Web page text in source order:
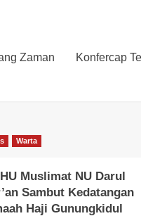
Zaman
Konfercap
Warta
Muslimat NU Darul
Sambut Kedatangan
Haji Gunungkidul